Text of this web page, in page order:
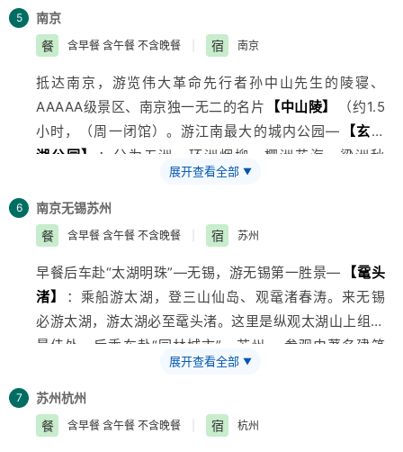
繁华之地,许多著名的老字号就发源于此,比如全聚德烤鸭
店,瑞蚨祥绸布店,同仁堂药铺,六必居酱菜园等,直到今天
仍然长盛衰.这里浓缩了北京的文化,风貌,也见证了老北京
在各个历史时期所发生的深刻变化，抵达后可自费品尝老
北京特色美食。晚乘火车赴南京
★推荐美食：【前门大栅栏】：全聚德、天兴居、便宜
坊、爆肚冯、月盛斋、瑞宾楼、陈记卤煮、正阳楼、都一
吧！
5
南京
餐
含早餐 含午餐 不含晚餐 宿 南京
抵达南京，游览伟大革命先行者孙中山先生的陵寝、
AAAAA级景区、南京独一无二的名片
【中山陵】
（约1.5
小时，（周一闭馆）。游江南最大的城内公园—
【玄武
湖公园】
：分为五洲，环洲烟柳、樱洲花海、梁洲秋
菊、菱洲山岚、翠洲云树，洲洲堤桥想通，浑然一体。也
可自行乘船畅游玄武湖，全面欣赏玄武湖的美景，赏过美
景。游览“十里珠帘”—【夫子庙景区】
地方之一，夫子庙是秦淮河畔的标志性建筑、秦淮风光的
精华、南京民俗、小吃集中地，最具老南京风味的地方。
★推荐美食：【夫子庙美食】：莲湖糕团店的桂花夹心
小元宵、五色小糕，回味鸭血粉丝汤和汤包
展开查看全部 ▼
6 南京无锡苏州
餐
含早餐 含午餐 不含晚餐 宿 苏州
早餐后车赴“太湖明珠”—无锡，游无锡第一胜景—
【鼋头
渚】
：乘船游太湖，登三山仙岛、观鼋渚春涛。来无锡
必游太湖，游太湖必至鼋头渚。这里是纵观太湖山上组合
最佳处。后乘车赴“园林城市”—苏州， 参观由著名建筑
大师贝聿明把现代化馆舍建筑、古建筑与创新山水园林三
位熔为一体的综合性博物馆——
闭馆）。前往苏州城“第一寻吃处”—
坊】
品尝小吃。太监弄位于观前街中段南端，10余家苏
展开查看全部 ▼
7 苏州杭州
餐
含早餐 含午餐 不含晚餐 宿 杭州